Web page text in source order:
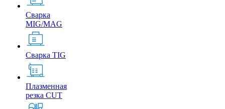
Сварка
MIG/MAG
Сварка TIG
Плазменная
резка CUT